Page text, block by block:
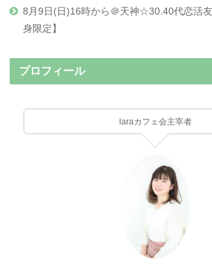
8月9日(日)16時から＠天神☆30.40代恋活
身限定】
プロフィール
laraカフェ会主宰者